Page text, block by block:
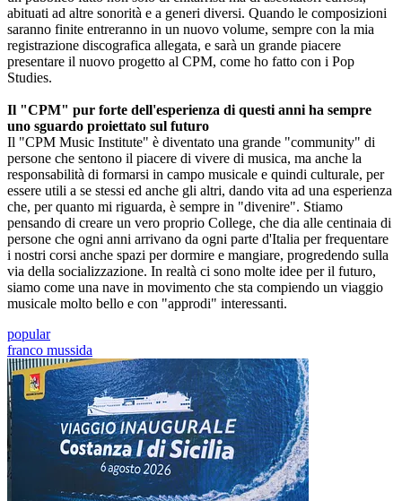
abituati ad altre sonorità e a generi diversi. Quando le composizioni
saranno finite entreranno in un nuovo volume, sempre con la mia
registrazione discografica allegata, e sarà un grande piacere
presentare il nuovo progetto al CPM, come ho fatto con i Pop
Studies.
Il "CPM" pur forte dell'esperienza di questi anni ha sempre
uno sguardo proiettato sul futuro
Il "CPM Music Institute" è diventato una grande "community" di
persone che sentono il piacere di vivere di musica, ma anche la
responsabilità di formarsi in campo musicale e quindi culturale, per
essere utili a se stessi ed anche gli altri, dando vita ad una esperienza
che, per quanto mi riguarda, è sempre in "divenire". Stiamo
pensando di creare un vero proprio College, che dia alle centinaia di
persone che ogni anni arrivano da ogni parte d'Italia per frequentare
i nostri corsi anche spazi per dormire e mangiare, progredendo sulla
via della socializzazione. In realtà ci sono molte idee per il futuro,
siamo come una nave in movimento che sta compiendo un viaggio
musicale molto bello e con "approdi" interessanti.
popular
franco mussida